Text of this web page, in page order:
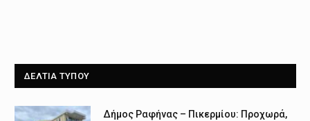
ΔΕΛΤΙΑ ΤΥΠΟΥ
Δήμος Ραφήνας – Πικερμίου: Προχωρά,